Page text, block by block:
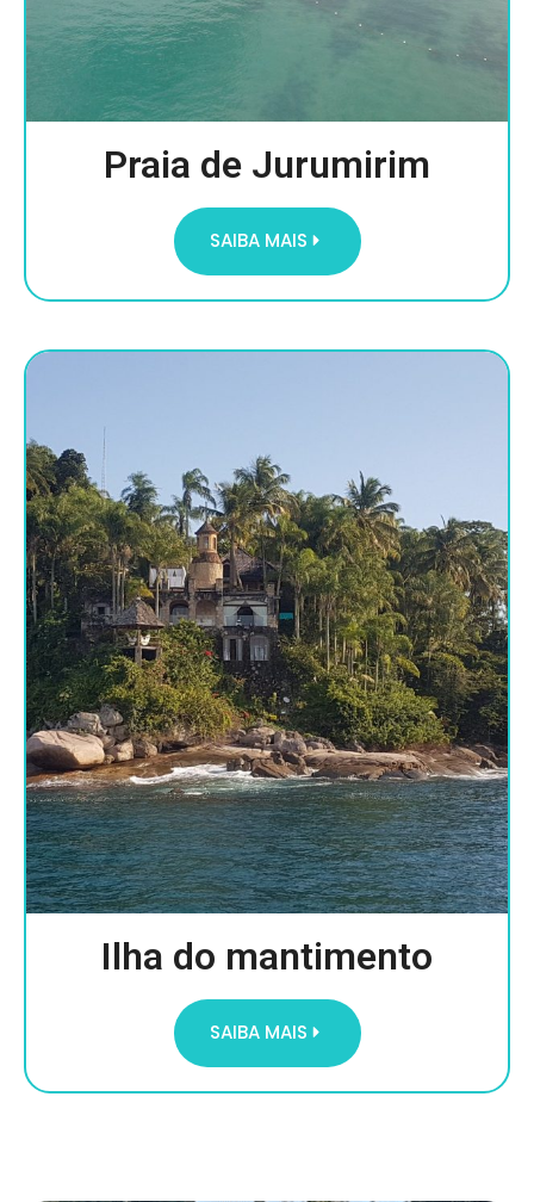
Praia de Jurumirim
SAIBA MAIS
Ilha do mantimento
SAIBA MAIS